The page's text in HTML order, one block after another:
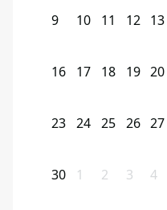
9 10 11 12 13
16 17 18 19 20
23 24 25 26 27
30 1 2 3 4